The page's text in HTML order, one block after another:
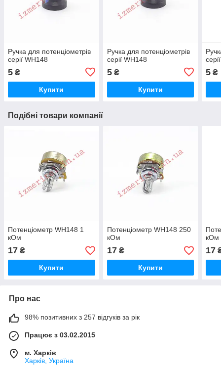
Ручка для потенціометрів
серії WH148
5 ₴
Купити
Ручка для потенціометрів
серії WH148
5₴
Купити
5 ₴
Подібні товари компанії
Потенціометр WH148 1
кОм
17 ₴
Купити
Потенціометр WH148 250
кОм
17₴
Купити
кОм
17
Про нас
98% позитивних з 257 відгуків за рік
Працює з 03.02.2015
м. Харків
Харків, Україна